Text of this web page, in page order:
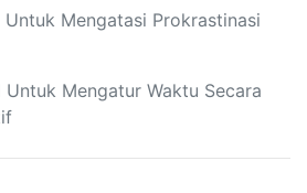
Untuk Mengatasi Prokrastinasi
Untuk Mengatur Waktu Secara